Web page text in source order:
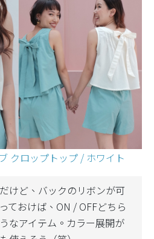
クロップトップ / ホワイト
けど、バックのリボンが可
ておけば、ON / OFFどちら
なアイテム。カラー展開が